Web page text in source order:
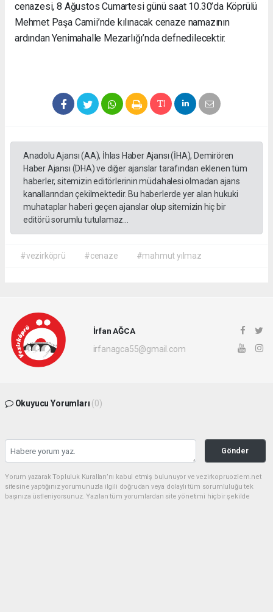
cenazesi, 8 Ağustos Cumartesi günü saat 10.30’da Köprülü
Mehmet Paşa Camii’nde kılınacak cenaze namazının
ardından Yenimahalle Mezarlığı’nda defnedilecektir.
Anadolu Ajansı (AA), İhlas Haber Ajansı (İHA), Demirören
Haber Ajansı (DHA) ve diğer ajanslar tarafından eklenen tüm
haberler, sitemizin editörlerinin müdahalesi olmadan ajans
kanallarından çekilmektedir. Bu haberlerde yer alan hukuki
muhataplar haberi geçen ajanslar olup sitemizin hiç bir
editörü sorumlu tutulamaz...
#vezirköprü #cenaze #mahmut yılmaz
İrfan AĞCA
irfanagca55@gmail.com
Okuyucu Yorumları (0)
Gönder
Yorum yazarak Topluluk Kuralları’nı kabul etmiş bulunuyor ve vezirkopruozlem.net
sitesine yaptığınız yorumunuzla ilgili doğrudan veya dolaylı tüm sorumluluğu tek
başınıza üstleniyorsunuz. Yazılan tüm yorumlardan site yönetimi hiçbir şekilde